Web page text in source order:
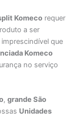
Komeco requer
a ser
que
Komeco
no serviço
,grande São
Unidades